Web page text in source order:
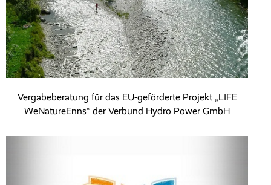
Vergabeberatung für das EU-geförderte Projekt „LIFE
WeNatureEnns“ der Verbund Hydro Power GmbH